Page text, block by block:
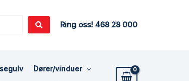
Ring oss! 468 28 000
Dører/vinduer